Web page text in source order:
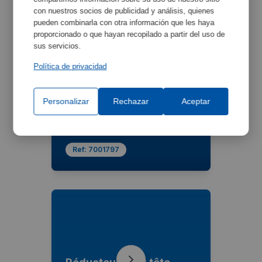
Réducteur pour tête
7001324, 7001447 et
Ref: 7001797
con nuestros socios de publicidad y análisis, quienes
pueden combinarla con otra información que les haya
proporcionado o que hayan recopilado a partir del uso de
sus servicios.
Política de privacidad
Personalizar Rechazar Aceptar